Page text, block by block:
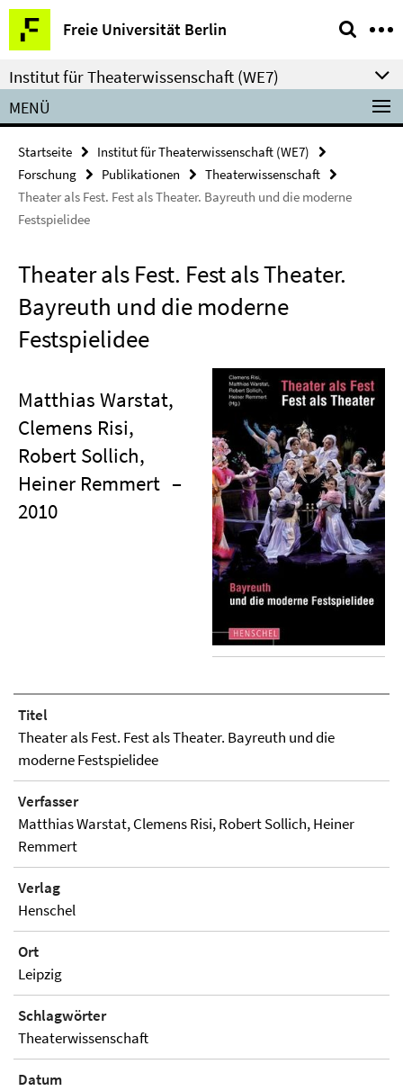
Springe
direkt
zu
Inhalt
Freie Universität Berlin
Service-
Navigation
Institut für Theaterwissenschaft (WE7)
MENÜ
Startseite
Institut für Theaterwissenschaft (WE7)
Forschung
Publikationen
Theaterwissenschaft
Theater als Fest. Fest als Theater. Bayreuth und die moderne
Festspielidee
Theater als Fest. Fest als Theater.
Bayreuth und die moderne
Festspielidee
Matthias Warstat,
Clemens Risi,
Robert Sollich,
Heiner Remmert –
2010
Titel
Theater als Fest. Fest als Theater. Bayreuth und die
moderne Festspielidee
Verfasser
Matthias Warstat, Clemens Risi, Robert Sollich, Heiner
Remmert
Verlag
Henschel
Ort
Leipzig
Schlagwörter
Theaterwissenschaft
Datum